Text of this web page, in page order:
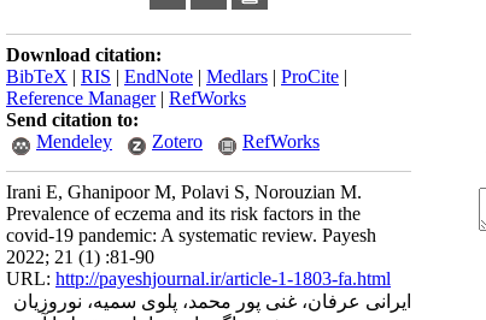
Download citation:
BibTeX | RIS | EndNote | Medlars | ProCite |
Reference Manager| RefWorks
Send citation to:
Mendeley
Zotero RefWorks
Irani E, Ghanipoor M, Polavi S, Norouzian M.
Prevalence of eczema and its risk factors in the
covid-19 pandemic: A systematic review. Payesh
2022; 21 (1) :81-90
URL: http://payeshjournal.ir/article-1-1803-fa.html
ایرانی عرفان، غنی پور محمد، پلوی سمیه، نوروزیان